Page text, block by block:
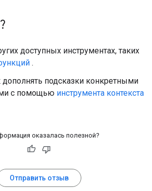
доступных инструментах, таких
.
дополнять подсказки конкретными
с помощью инструмента контекста
оказалась полезной?
Отправить отзыв